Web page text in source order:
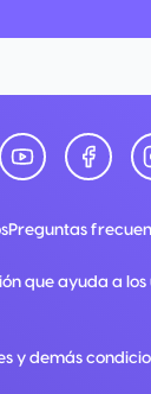
Preguntas
que ayuda a los
y demás